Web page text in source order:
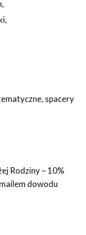
spacery
Rodziny – 10%
dowodu